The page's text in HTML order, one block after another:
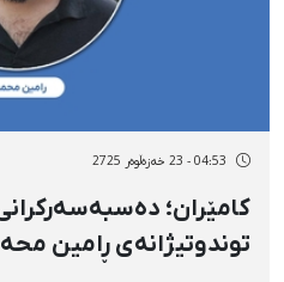
04:53 - 23 خەزەڵوەر 2725
کامێران؛
توندوتیژانەی ڕامین